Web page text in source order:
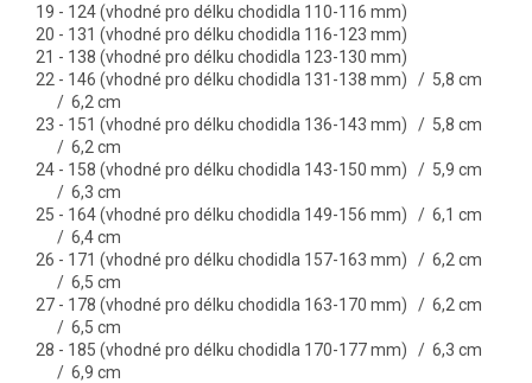
19 - 124 (vhodné pro délku chodidla 110-116 mm)
20 - 131 (vhodné pro délku chodidla 116-123 mm)
21 - 138 (vhodné pro délku chodidla 123-130 mm)
22 - 146 (vhodné pro délku chodidla 131-138 mm) / 5,8 cm
/ 6,2 cm
23 - 151 (vhodné pro délku chodidla 136-143 mm) / 5,8 cm
/ 6,2 cm
24 - 158 (vhodné pro délku chodidla 143-150 mm) / 5,9 cm
/ 6,3 cm
25 - 164 (vhodné pro délku chodidla 149-156 mm) / 6,1 cm
/ 6,4 cm
26 - 171 (vhodné pro délku chodidla 157-163 mm) / 6,2 cm
/ 6,5 cm
27 - 178 (vhodné pro délku chodidla 163-170 mm) / 6,2 cm
/ 6,5 cm
28 - 185 (vhodné pro délku chodidla 170-177 mm) / 6,3 cm
/ 6,9 cm